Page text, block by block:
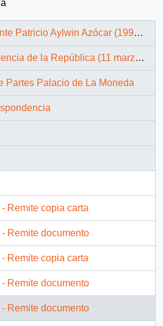
Patricio Aylwin Azócar (1990-1994)
de la República (11 marzo 1990 – 11 marzo 1994)
Partes Palacio de La Moneda
Remite copia carta
Remite documento
Remite copia carta
Remite documento
Remite documento